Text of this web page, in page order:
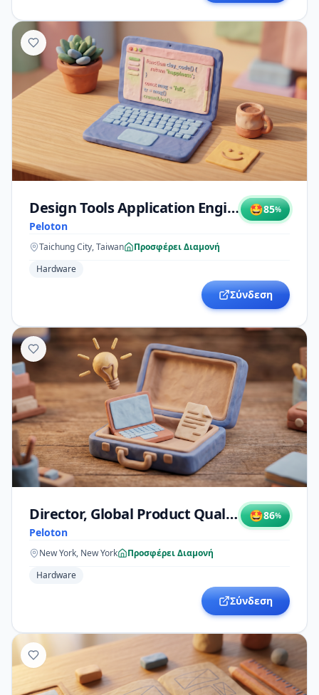
Design Tools Application Engineer III
Peloton
🤩85%
Taichung City, Taiwan
Προσφέρει Διαμονή
Hardware
Σύνδεση
Director, Global Product Quality
Peloton
🤩86%
New York, New York
Προσφέρει Διαμονή
Hardware
Σύνδεση